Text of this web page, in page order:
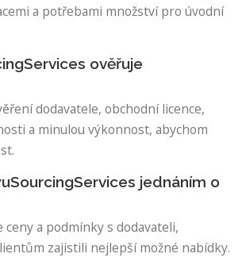
a potřebami množství pro úvodní
ověřuje
dodavatele, obchodní licence,
a minulou výkonnost, abychom
jednáním o
ceny a podmínky s dodavateli,
zajistili nejlepší možné nabídky.